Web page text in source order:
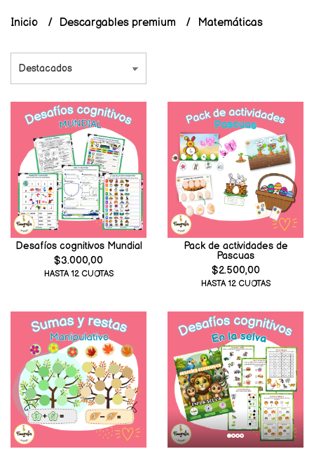
Inicio Descargables premium Matemáticas
Desafíos cognitivos Mundial
$3.000,00
HASTA 12 CUOTAS
Pack de actividades de
Pascuas
$2.500,00
HASTA 12 CUOTAS